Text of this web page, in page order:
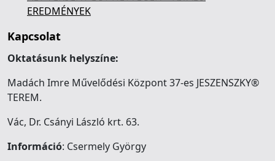
EREDMÉNYEK
Kapcsolat
Oktatásunk helyszíne:
Madách Imre Művelődési Központ 37-es JESZENSZKY®
TEREM.
Vác, Dr. Csányi László krt. 63.
Információ: Csermely György